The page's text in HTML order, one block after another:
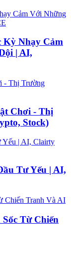
Kỳ Nhạy Cảm
| AI,
Chơi - Thị
Stock)
Tư Yếu | AI,
Từ Chiến